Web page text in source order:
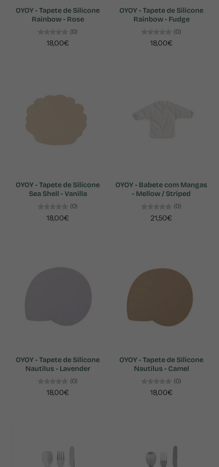
OYOY - Tapete de Silicone
Rainbow - Rose
(0)
18,00€
OYOY - Tapete de Silicone
Rainbow - Fudge
(0)
18,00€
OYOY - Tapete de Silicone
Sea Shell - Vanilla
(0)
18,00€
OYOY - Babete com Mangas
- Mellow / Striped
(0)
21,50€
OYOY - Tapete de Silicone
Nautilus - Lavender
(0)
18,00€
OYOY - Tapete de Silicone
Nautilus - Camel
(0)
18,00€